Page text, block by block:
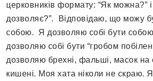
церковників формату: “Як можна?”
дозволяє?”. Відповідаю, що можу
собою. Я дозволяю собі бути
дозволяю собі бути “гробом
дозволяю брехні, фальші, масок на
кишені. Моя хата ніколи не скраю.